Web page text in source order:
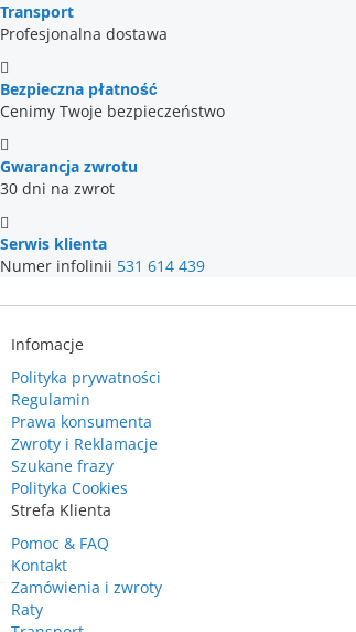
Transport
Profesjonalna dostawa
Bezpieczna płatność
Cenimy Twoje bezpieczeństwo
Gwarancja zwrotu
30 dni na zwrot
Serwis klienta
Numer infolinii 531 614 439
Infomacje
Polityka prywatności
Regulamin
Prawa konsumenta
Zwroty i Reklamacje
Szukane frazy
Polityka Cookies
Strefa Klienta
Pomoc & FAQ
Kontakt
Zamówienia i zwroty
Raty